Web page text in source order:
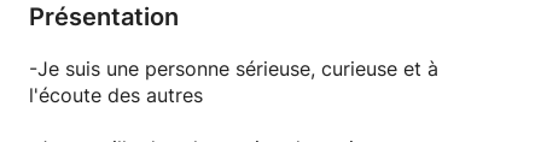
Présentation
-Je suis une personne sérieuse, curieuse et à
l'écoute des autres